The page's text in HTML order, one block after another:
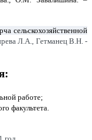
сельскохозяйственной
Л.А., Гетманец В.Н. -
работе;
факультета.